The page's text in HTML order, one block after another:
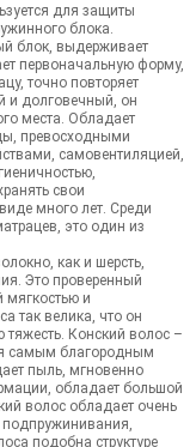
для защиты
блока.
блок, выдерживает
первоначальную форму,
точно повторяет
и долговечный, он
места. Обладает
превосходными
самовентиляцией,
свои
много лет. Среди
это один из
как и шерсть,
Это проверенный
и
так велика, что он
Конский волос –
самым благородным
пыль, мгновенно
обладает большой
волос обладает очень
подобна структуре